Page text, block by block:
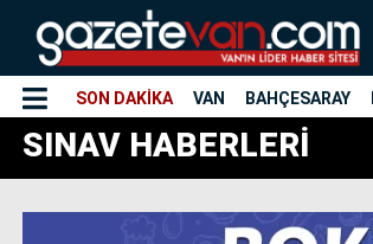
SON DAKİKA VAN BAHÇESARAY
SINAV HABERLERİ